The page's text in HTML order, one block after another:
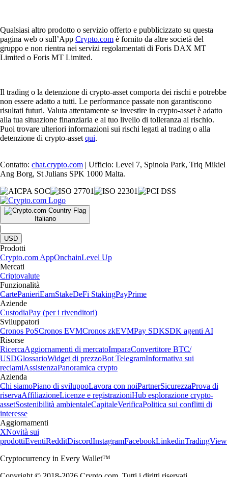
Qualsiasi altro prodotto o servizio offerto e pubblicizzato su questa
pagina web o sull’App Crypto.com è fornito da altre società del
gruppo e non rientra nei servizi regolamentati di Foris DAX MT
Limited o Foris MT Limited.
Il trading o la detenzione di crypto-asset comporta dei rischi e potrebbe
non essere adatto a tutti. Le performance passate non garantiscono
risultati futuri. Valuta attentamente se investire in crypto-asset è adatto
alla tua situazione finanziaria e al tuo livello di tolleranza al rischio.
Puoi trovare ulteriori informazioni sui rischi legati al trading o alla
detenzione di crypto-asset qui.
Contatto: chat.crypto.com | Ufficio: Level 7, Spinola Park, Triq Mikiel
Ang Borg, St Julians SPK 1000 Malta.
Italiano
|
USD
Prodotti
Crypto.com AppOnchainLevel Up
Mercati
Criptovalute
Funzionalità
CartePanieriEarnStakeDeFi StakingPayPrime
Aziende
CustodiaPay (per i rivenditori)
Sviluppatori
Cronos PoSCronos EVMCronos zkEVMPay SDKSDK agenti AI
Risorse
RicercaAggiornamenti di mercatoImparaConvertitore BTC/
USDGlossarioWidget di prezzoBot TelegramInformativa sui
reclamiAssistenzaPanoramica crypto
Azienda
Chi siamoPiano di sviluppoLavora con noiPartnerSicurezzaProva di
riservaAffiliazioneLicenze e registrazioniHub esplorazione crypto-
assetSostenibilità ambientaleCapitaleVerificaPolitica sui conflitti di
interesse
Aggiornamenti
XNovità sui
prodottiEventiRedditDiscordInstagramFacebookLinkedinTradingView
Cryptocurrency in Every Wallet™